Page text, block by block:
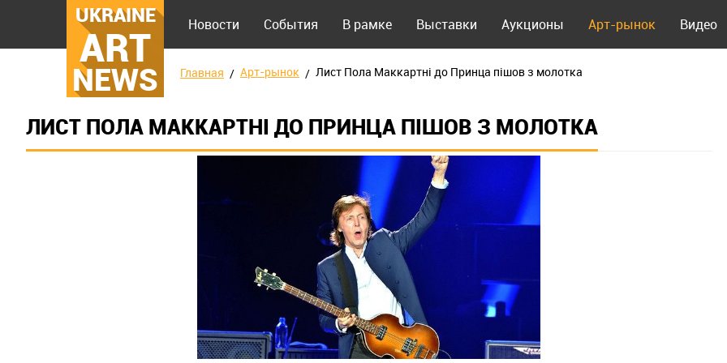
UKRAINE
ART
NEWS
Новости События В рамке Выставки Аукционы Арт-рынок Видео
Главная Арт-рынок Лист Пола Маккартні до Принца пішов з молотка
ЛИСТ ПОЛА МАККАРТНІ ДО ПРИНЦА ПІШОВ З МОЛОТКА